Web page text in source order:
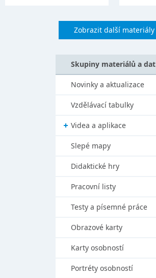
Zobrazit další materiály
Skupiny materiálů a dat
Novinky a aktualizace
Vzdělávací tabulky
Videa a aplikace
Slepé mapy
Didaktické hry
Pracovní listy
Testy a písemné práce
Obrazové karty
Karty osobností
Portréty osobností